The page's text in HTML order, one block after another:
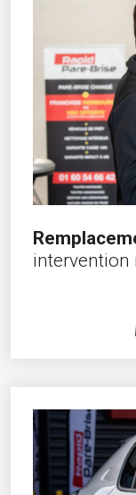
intervention